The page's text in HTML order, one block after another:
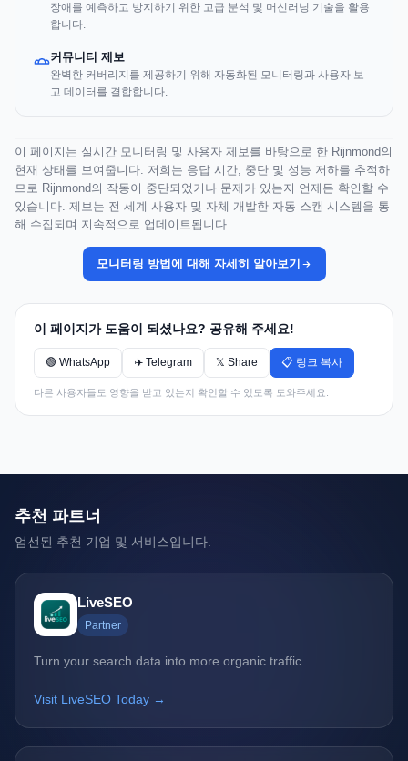
장애를 예측하고 방지하기 위한 고급 분석 및 머신러닝 기술을 활용
합니다.
커뮤니티 제보
완벽한 커버리지를 제공하기 위해 자동화된 모니터링과 사용자 보
고 데이터를 결합합니다.
이 페이지는 실시간 모니터링 및 사용자 제보를 바탕으로 한 Rijnmond의
현재 상태를 보여줍니다. 저희는 응답 시간, 중단 및 성능 저하를 추적하
므로 Rijnmond의 작동이 중단되었거나 문제가 있는지 언제든 확인할 수
있습니다. 제보는 전 세계 사용자 및 자체 개발한 자동 스캔 시스템을 통
해 수집되며 지속적으로 업데이트됩니다.
모니터링 방법에 대해 자세히 알아보기
이 페이지가 도움이 되셨나요? 공유해 주세요!
🟢 WhatsApp ✈️ Telegram 𝕏 Share 📋 링크 복사
다른 사용자들도 영향을 받고 있는지 확인할 수 있도록 도와주세요.
추천 파트너
엄선된 추천 기업 및 서비스입니다.
LiveSEO
Partner
Turn your search data into more organic traffic
Visit LiveSEO Today →